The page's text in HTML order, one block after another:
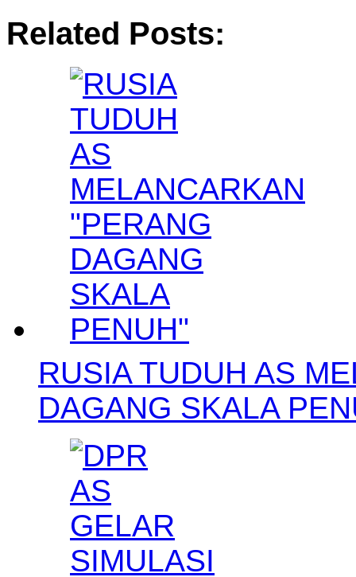
Related Posts:
RUSIA TUDUH AS
DAGANG SKALA